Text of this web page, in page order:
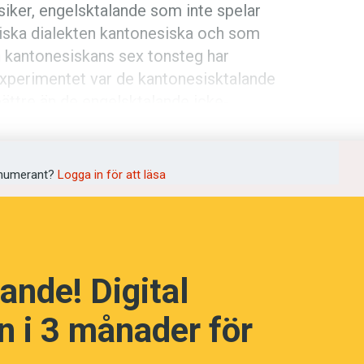
digitalt
engelsktalande som inte spelar
dialekten kantonesiska och som
sex tonsteg har
var de kantonesisk­talande
Logga in för att läsa
Digital
i 3 månader för